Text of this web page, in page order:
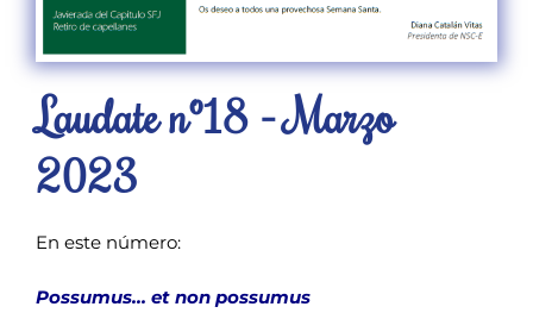
Laudate nº18 - Marzo
2023
En este número:
Possumus… et non possumus